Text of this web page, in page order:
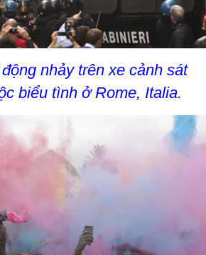
nhảy trên xe cảnh sát
biểu tình ở Rome, Italia.